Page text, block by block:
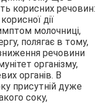
корисних речовин:
дії
молочниці,
полягає в тому,
речовини
організму,
органів. В
присутній дуже
соку,